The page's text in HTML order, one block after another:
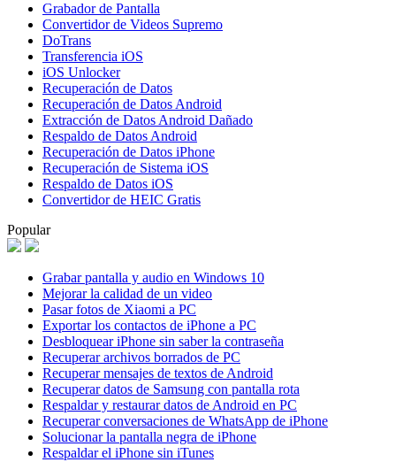
Grabador de Pantalla
Convertidor de Videos Supremo
DoTrans
Transferencia iOS
iOS Unlocker
Recuperación de Datos
Recuperación de Datos Android
Extracción de Datos Android Dañado
Respaldo de Datos Android
Recuperación de Datos iPhone
Recuperación de Sistema iOS
Respaldo de Datos iOS
Convertidor de HEIC Gratis
Popular
Grabar pantalla y audio en Windows 10
Mejorar la calidad de un video
Pasar fotos de Xiaomi a PC
Exportar los contactos de iPhone a PC
Desbloquear iPhone sin saber la contraseña
Recuperar archivos borrados de PC
Recuperar mensajes de textos de Android
Recuperar datos de Samsung con pantalla rota
Respaldar y restaurar datos de Android en PC
Recuperar conversaciones de WhatsApp de iPhone
Solucionar la pantalla negra de iPhone
Respaldar el iPhone sin iTunes